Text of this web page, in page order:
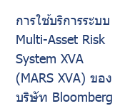
การใช้บริการระบบ
Multi-Asset Risk
System XVA
(MARS XVA) ของ
บริษัท Bloomberg